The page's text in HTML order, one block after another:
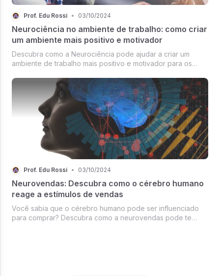
Prof. Edu Rossi • 03/10/2024
Neurociência no ambiente de trabalho: como criar
um ambiente mais positivo e motivador
Descubra como a Neurociência pode ajudar a criar um
ambiente de trabalho mais positivo e motivador para os
Prof. Edu Rossi • 03/10/2024
Neurovendas: Descubra como o cérebro humano
reage a estímulos de vendas
Você sabia que o cérebro humano pode ser influenciado
para comprar? Descubra como a neurovendas pode te